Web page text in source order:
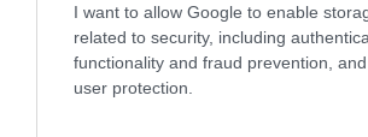
I want to allow Google to enable
related to security, including
functionality and fraud prevention,
user protection.
APPROFONDIMENTI SPETTACOLO VIDEO
L’intervento pro immigrati